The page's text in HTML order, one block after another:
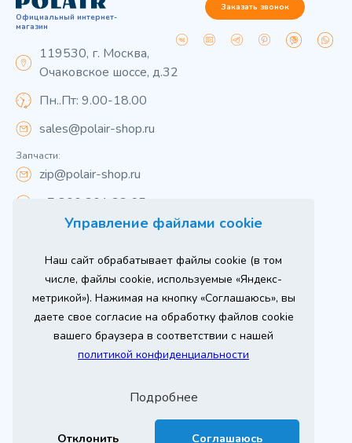
Управление файлами cookie
Наш сайт обрабатывает файлы cookie (в том
числе, файлы cookie, используемые «Яндекс-
метрикой»). Нажимая на кнопку «Соглашаюсь», вы
даете свое согласие на обработку файлов cookie
вашего браузера в соответствии с нашей
политикой конфиденциальности
Подробнее
Отклонить Соглашаюсь
Официальный интернет-
магазин
119530, г. Москва,
Очаковское шоссе, д.32
Пн..Пт: 9.00-18.00
sales@polair-shop.ru
Запчасти:
zip@polair-shop.ru
+7 800 301 33 65
Заказать звонок
Вся информация на сайте о товарах носит
справочный характер и не является публичной
офертой в соответствии с пунктом 2 статьи 437 ГК РФ.
Для получения подробной информации о наличии и
стоимости указанных товаров и (или) услуг,
пожалуйста, обращайтесь к менеджеру сайта по
телефону
При использовании материалов сайта ссылка
Продвижение сайта